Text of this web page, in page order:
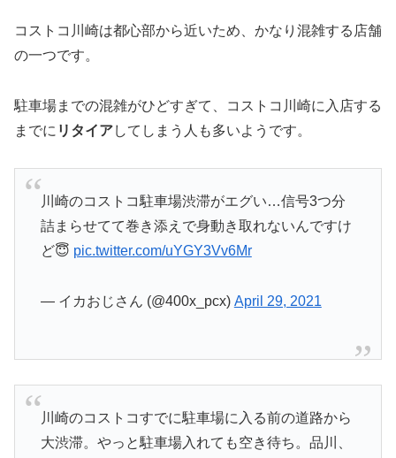
コストコ川崎は都心部から近いため、かなり混雑する店舗
の一つです。
駐車場までの混雑がひどすぎて、コストコ川崎に入店する
までに リタイアしてしまう人も多いようです。
川崎のコストコ駐車場渋滞がエグい…信号3つ分
詰まらせてて巻き添えで身動き取れないんですけ
ど😇 pic.twitter.com/uYGY3Vv6Mr
— イカおじさん (@400x_pcx) April 29, 2021
川崎のコストコすでに駐車場に入る前の道路から
大渋滞。やっと駐車場入れても空き待ち。品川、